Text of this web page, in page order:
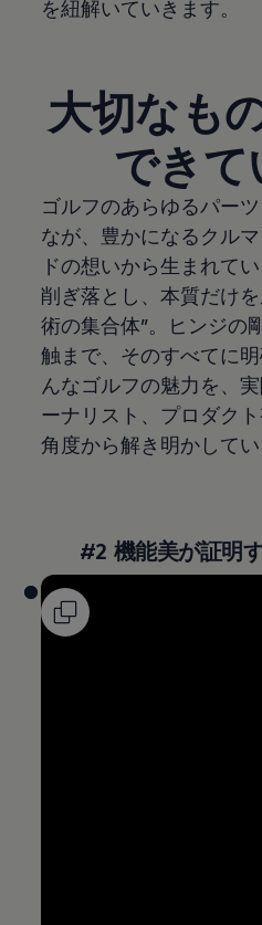
を紐解いていきます。
大切なも
できて
ゴルフのあらゆるパー
なが、豊かになるクル
ドの想いから生まれて
削ぎ落とし、本質だけ
術の集合体”。ヒンジの
触まで、そのすべてに
んなゴルフの魅力を、
ーナリスト、プロダク
角度から解き明かしてい
#2 機能美が証明